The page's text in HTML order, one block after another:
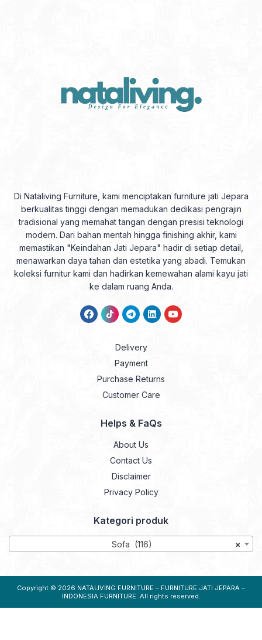
Di Nataliving Furniture, kami menciptakan furniture jati Jepara
berkualitas tinggi dengan memadukan dedikasi pengrajin
tradisional yang memahat tangan dengan presisi teknologi
modern. Dari bahan mentah hingga finishing akhir, kami
memastikan "Keindahan Jati Jepara" hadir di setiap detail,
menawarkan daya tahan dan estetika yang abadi. Temukan
koleksi furnitur kami dan hadirkan kemewahan alami kayu jati
ke dalam ruang Anda.
Delivery
Payment
Purchase Returns
Customer Care
Helps & FaQs
About Us
Contact Us
Disclaimer
Privacy Policy
Kategori produk
×
Sofa (116)
Copyright © 2026 NATALIVING FURNITURE – FURNITURE JATI JEPARA –
INDONESIA FURNITURE. All rights reserved.